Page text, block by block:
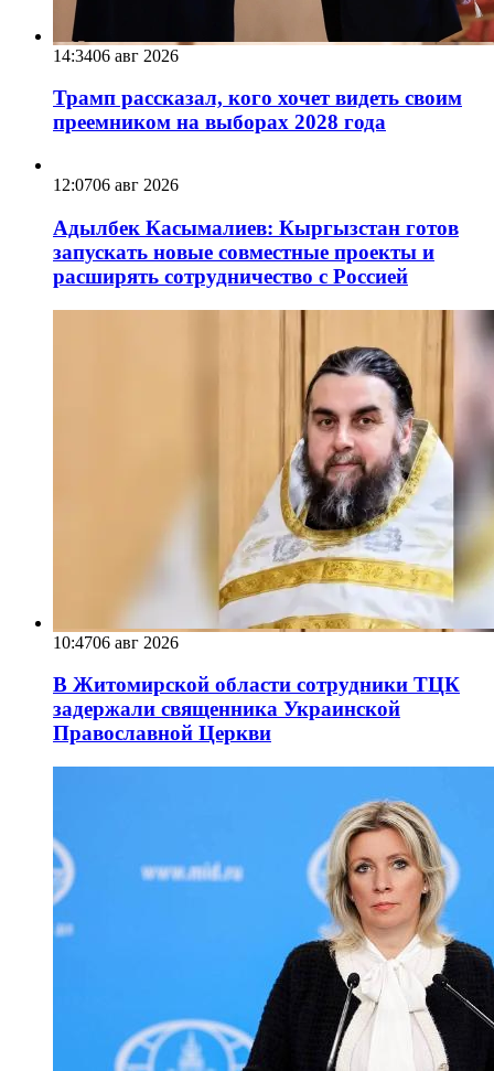
14:3406 авг 2026
Трамп рассказал, кого хочет видеть своим
преемником на выборах 2028 года
12:0706 авг 2026
Адылбек Касымалиев: Кыргызстан готов
запускать новые совместные проекты и
расширять сотрудничество с Россией
10:4706 авг 2026
В Житомирской области сотрудники ТЦК
задержали священника Украинской
Православной Церкви